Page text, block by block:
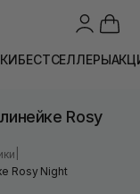
БЕСТСЕЛЛЕРЫ
Rosy
Rosy Night